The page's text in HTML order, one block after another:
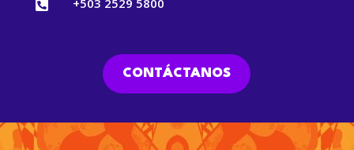
 +503 2529 5800
CONTÁCTANOS